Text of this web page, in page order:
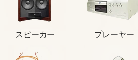
スピーカー プレーヤー